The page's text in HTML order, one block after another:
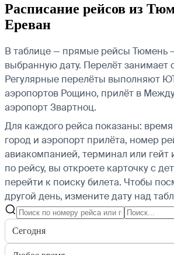
Расписание рейсов из
Ереван
В таблице — прямые рейсы Тюмень
выбранную дату. Перелёт занимает
Регулярные перелёты выполняют
аэропортов Рощино, прилёт в
аэропорт Звартноц.
Для каждого рейса показаны:
город и аэропорт прилёта, номер
авиакомпанией, терминал или гейт
по рейсу, вы откроете карточку с
перейти к поиску билета. Чтобы
другой день, измените дату над
Сегодня